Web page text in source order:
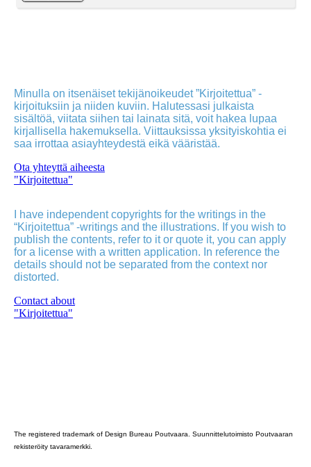
Minulla on itsenäiset tekijänoikeudet ”Kirjoitettua” -
kirjoituksiin ja niiden kuviin. Halutessasi julkaista
sisältöä, viitata siihen tai lainata sitä, voit hakea lupaa
kirjallisella hakemuksella. Viittauksissa yksityiskohtia ei
saa irrottaa asiayhteydestä eikä vääristää.
Ota yhteyttä aiheesta
"Kirjoitettua"
I have independent copyrights for the writings in the
“Kirjoitettua” -writings and the illustrations. If you wish to
publish the contents, refer to it or quote it, you can apply
for a license with a written application. In reference the
details should not be separated from the context nor
distorted.
Contact about
"Kirjoitettua"
The registered trademark of Design Bureau Poutvaara. Suunnittelutoimisto Poutvaaran
rekisteröity tavaramerkki.